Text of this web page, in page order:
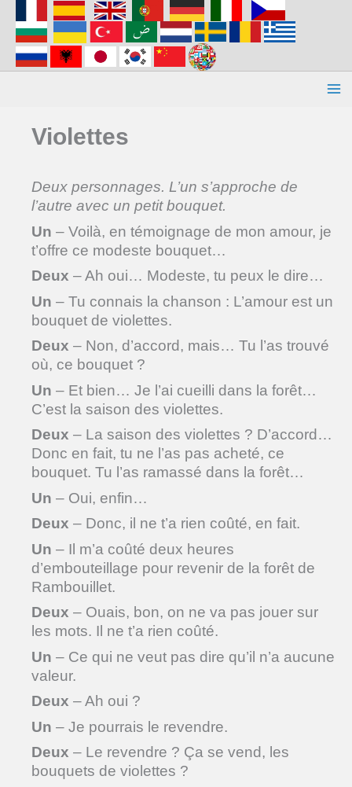
contenu
Violettes
Deux personnages. L’un s’approche de
l’autre avec un petit bouquet.
Un – Voilà, en témoignage de mon amour, je
t’offre ce modeste bouquet…
Deux – Ah oui… Modeste, tu peux le dire…
Un – Tu connais la chanson : L’amour est un
bouquet de violettes.
Deux – Non, d’accord, mais… Tu l’as trouvé
où, ce bouquet ?
Un – Et bien… Je l’ai cueilli dans la forêt…
C’est la saison des violettes.
Deux – La saison des violettes ? D’accord…
Donc en fait, tu ne l’as pas acheté, ce
bouquet. Tu l’as ramassé dans la forêt…
Un – Oui, enfin…
Deux – Donc, il ne t’a rien coûté, en fait.
Un – Il m’a coûté deux heures
d’embouteillage pour revenir de la forêt de
Rambouillet.
Deux – Ouais, bon, on ne va pas jouer sur
les mots. Il ne t’a rien coûté.
Un – Ce qui ne veut pas dire qu’il n’a aucune
valeur.
Deux – Ah oui ?
Un – Je pourrais le revendre.
Deux – Le revendre ? Ça se vend, les
bouquets de violettes ?